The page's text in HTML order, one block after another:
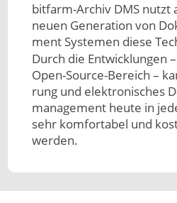
bitfarm-Archiv DMS nutzt
neuen Gene­ration von
ment Sys­temen diese
Durch die Ent­wick­lungen
Open-Source-Bereich –
rung und elek­troni­sches
manage­ment heute in
sehr kom­for­tabel und
wer­den.